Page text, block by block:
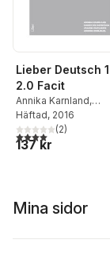
Lieber Deutsch 1
2.0 Facit
Annika Karnland,
Anders Odeldahl
Christine Hofbauer
Joakim Vasiliadis
Häftad, 2016
4,0utav 5 stjärnor.
(2)
137 kr
Mina sidor